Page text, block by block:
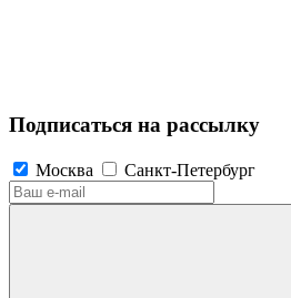
Подписаться на рассылку
Москва Санкт-Петербург